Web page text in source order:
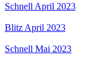
Schnell April 2023
Blitz April 2023
Schnell Mai 2023